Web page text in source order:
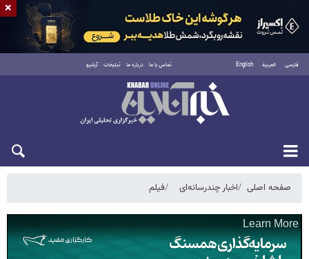
فارسی العربية English تماس با ما درباره ما تبلیغات آرشیو
شنبه ۱۷ مرداد ۱۴۰۵
صفحه اصلی اخبار چندرسانه‌ای فیلم
×